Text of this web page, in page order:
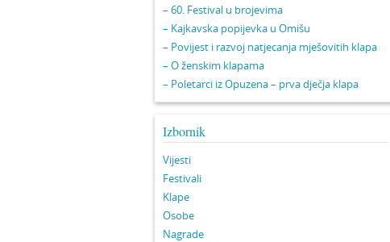
– 60. Festival u brojevima
– Kajkavska popijevka u Omišu
– Povijest i razvoj natjecanja mješovitih klapa
– O ženskim klapama
– Poletarci iz Opuzena – prva dječja klapa
Izbornik
Vijesti
Festivali
Klape
Osobe
Nagrade